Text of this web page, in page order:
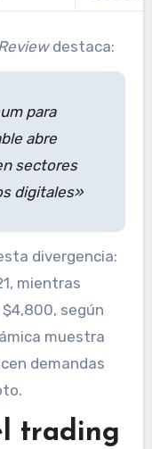
destaca:
para
abre
sectores
digitales»
divergencia:
mientras
según
muestra
demandas
trading